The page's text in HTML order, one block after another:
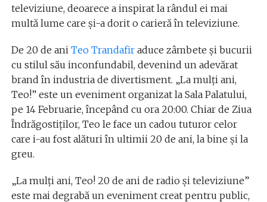
televiziune, deoarece a inspirat la rândul ei mai
multă lume care și-a dorit o carieră în televiziune.
De 20 de ani Teo Trandafiraduce zâmbete și bucurii
cu stilul său inconfundabil, devenind un adevărat
brand în industria de divertisment. „La mulți ani,
Teo!” este un eveniment organizat la Sala Palatului,
pe 14 Februarie, începând cu ora 20:00. Chiar de Ziua
Îndrăgostiților, Teo le face un cadou tuturor celor
care i-au fost alături în ultimii 20 de ani, la bine și la
greu.
„La mulți ani, Teo! 20 de ani de radio și televiziune”
este mai degrabă un eveniment creat pentru public,